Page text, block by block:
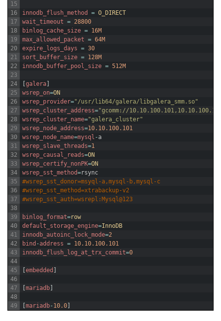
15
16
17
18
19
20
21
22
23
24
25
26
27
28
29
30
31
32
33
34
35
36
37
38
39
40
41
42
43
44
45
46
47
48
49
innodb_flush_method = O_DIRECT
wait_timeout = 28800
binlog_cache_size = 16M
max_allowed_packet = 64M
expire_logs_days = 30
sort_buffer_size = 128M
innodb_buffer_pool_size = 512M
galera
wsrep_on=ON
wsrep_provider="/usr/lib64/galera/libgalera_smm.so"
wsrep_cluster_address="gcomm://
wsrep_cluster_name="galera_cluster"
wsrep_node_address=10.10.100.101
wsrep_node_name=mysql -a
wsrep_slave_threads=1
wsrep_causal_reads=ON
wsrep_certify_nonPK=ON
wsrep_sst_method=rsync
#wsrep_sst_donor=msyql-a,mysql-b,mysql-c
#wsrep_sst_method=xtrabackup-v2
#wsrep_sst_auth=wsrepl:Mysql@123
binlog_format=row
default_storage_engine=InnoDB
innodb_autoinc_lock_mode=2
bind -address = 10.10.100.101
innodb_flush_log_at_trx_commit=0
embedded
mariadb
mariadb- 10.0